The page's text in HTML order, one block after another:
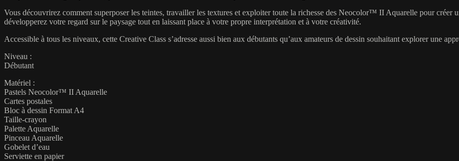
Vous découvrirez comment superposer les teintes, travailler les textures et exploiter toute la richesse des Neocolor™ II Aquarelle pour créer
développerez votre regard sur le paysage tout en laissant place à votre propre interprétation et à votre créativité.
Accessible à tous les niveaux, cette Creative Class s’adresse aussi bien aux débutants qu’aux amateurs de dessin souhaitant explorer une
Niveau :
Débutant
Matériel :
Pastels Neocolor™ II Aquarelle
Cartes postales
Bloc à dessin Format A4
Taille-crayon
Palette Aquarelle
Pinceau Aquarelle
Gobelet d’eau
Serviette en papier